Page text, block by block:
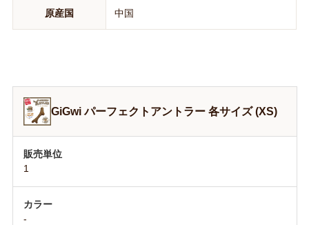
原産国 中国
GiGwi パーフェクトアントラー 各サイズ (XS)
1
-